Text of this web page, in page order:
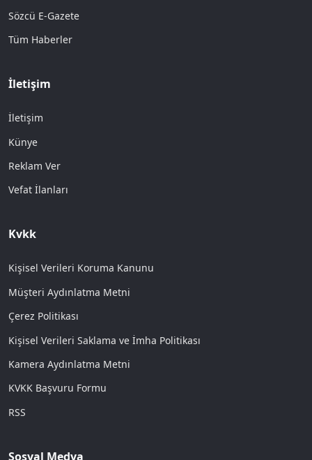
Sözcü E-Gazete
Tüm Haberler
İletişim
İletişim
Künye
Reklam Ver
Vefat İlanları
Kvkk
Kişisel Verileri Koruma Kanunu
Müşteri Aydınlatma Metni
Çerez Politikası
Kişisel Verileri Saklama ve İmha Politikası
Kamera Aydınlatma Metni
KVKK Başvuru Formu
RSS
Sosyal Medya